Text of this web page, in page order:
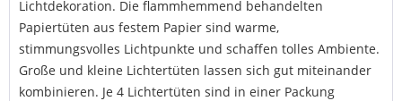
Lichtdekoration. Die flammhemmend behandelten
Papiertüten aus festem Papier sind warme,
stimmungsvolles Lichtpunkte und schaffen tolles Ambiente.
Große und kleine Lichtertüten lassen sich gut miteinander
kombinieren. Je 4 Lichtertüten sind in einer Packung